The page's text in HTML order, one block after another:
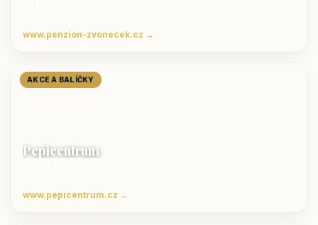
www.penzion-zvonecek.cz →
AKCE A BALÍČKY
Pepicentrum
www.pepicentrum.cz →